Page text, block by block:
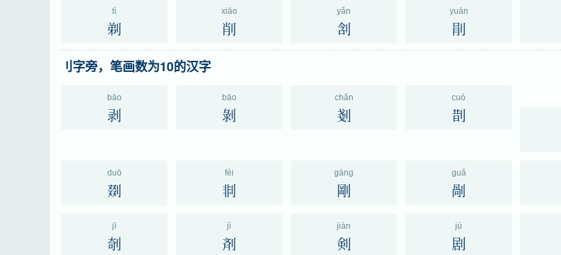
tì
剃
xiāo
削
yǎn
㓧
yuān
剈
刂字旁，笔画数为10的汉字
bāo
剥
bāo
剝
chǎn
剗
cuò
剒
duō
剟
fèi
剕
gāng
剛
guǎ
剮
jī
剞
jì
剤
jiàn
剣
jù
剧